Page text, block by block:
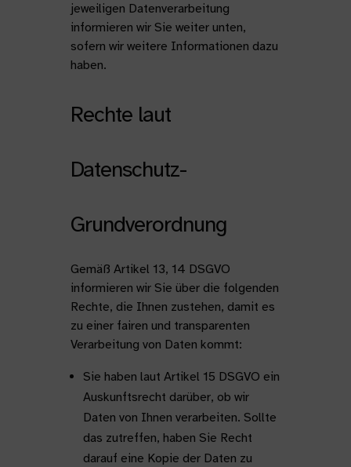
jeweiligen Datenverarbeitung
informieren wir Sie weiter unten,
sofern wir weitere Informationen dazu
haben.
Rechte laut
Datenschutz-
Grundverordnung
Gemäß Artikel 13, 14 DSGVO
informieren wir Sie über die folgenden
Rechte, die Ihnen zustehen, damit es
zu einer fairen und transparenten
Verarbeitung von Daten kommt:
Sie haben laut Artikel 15 DSGVO ein
Auskunftsrecht darüber, ob wir
Daten von Ihnen verarbeiten. Sollte
das zutreffen, haben Sie Recht
darauf eine Kopie der Daten zu